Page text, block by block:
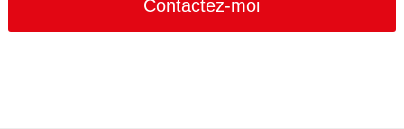
Contactez-moi